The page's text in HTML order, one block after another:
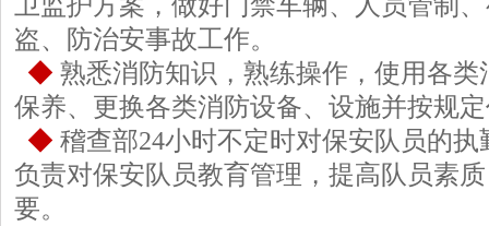
盗、防治安事故工作。
◆ 熟悉消防知识，熟练操作，使用各
保养、更换各类消防设备、设施并按规
◆ 稽查部24小时不定时对保安队员的
负责对保安队员教育管理，提高队员素
要。